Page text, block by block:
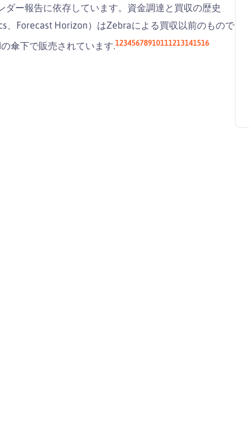
ー報告に依存しています。資金調達と買収の歴史
、Forecast Horizon）はZebraによる買収以前のもので
傘下で販売されています.12345678910111213141516